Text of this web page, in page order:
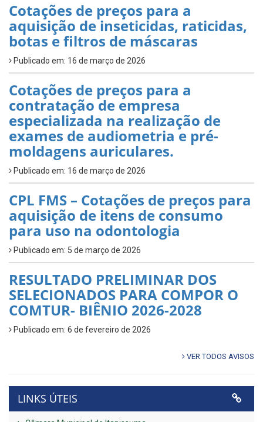
Cotações de preços para a
aquisição de inseticidas, raticidas,
botas e filtros de máscaras
Publicado em: 16 de março de 2026
Cotações de preços para a
contratação de empresa
especializada na realização de
exames de audiometria e pré-
moldagens auriculares.
Publicado em: 16 de março de 2026
CPL FMS – Cotações de preços para
aquisição de itens de consumo
para uso na odontologia
Publicado em: 5 de março de 2026
RESULTADO PRELIMINAR DOS
SELECIONADOS PARA COMPOR O
COMTUR- BIÊNIO 2026-2028
Publicado em: 6 de fevereiro de 2026
VER TODOS AVISOS
LINKS ÚTEIS